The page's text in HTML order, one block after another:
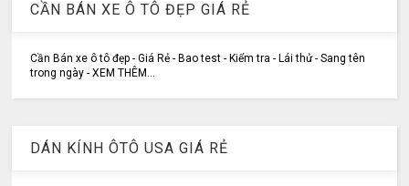
CẦN BÁN XE Ô TÔ ĐẸP GIÁ RẺ
Cần Bán xe ô tô đẹp - Giá Rẻ - Bao test - Kiểm tra - Lái thử - Sang tên
trong ngày - XEM THÊM...
DÁN KÍNH ÔTÔ USA GIÁ RẺ